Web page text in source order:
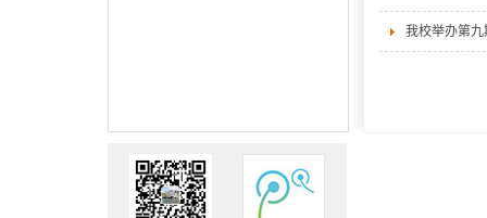
我校举办第